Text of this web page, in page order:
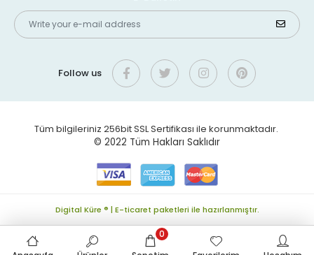
Follow us
Tüm bilgileriniz 256bit SSL Sertifikası ile korunmaktadır.
© 2022 Tüm Hakları Saklıdır
0
Digital Küre ® | E-ticaret paketleri ile hazırlanmıştır.